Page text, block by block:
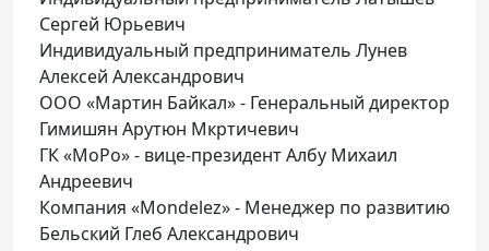
Сергей Юрьевич
Индивидуальный предприниматель Лунев
Алексей Александрович
ООО «Мартин Байкал» - Генеральный директор
Гимишян Арутюн Мкртичевич
ГК «МоРо» - вице-президент Албу Михаил
Андреевич
Компания «Mondelez» - Менеджер по развитию
Бельский Глеб Александрович